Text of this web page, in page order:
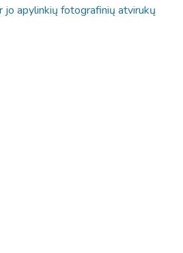
jo apylinkių fotografinių atvirukų